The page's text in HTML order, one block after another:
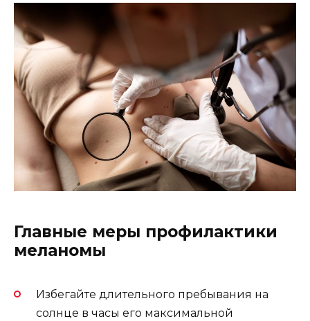
Главные меры профилактики
меланомы
Избегайте длительного пребывания на
солнце в часы его максимальной